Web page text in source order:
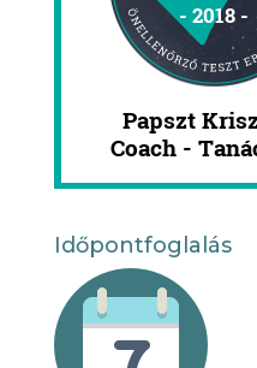
Időpontfoglalás